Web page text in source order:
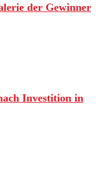
der Gewinner
Investition in